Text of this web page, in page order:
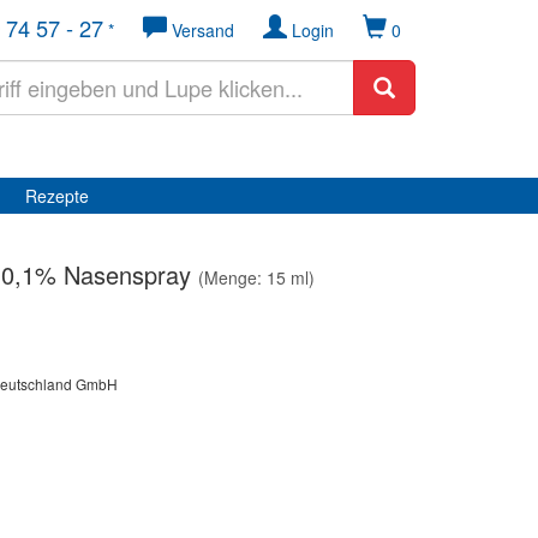
0
Login
Versand
57 - 27*
Rezepte
Nasenspray (Menge: 15 ml)
GmbH